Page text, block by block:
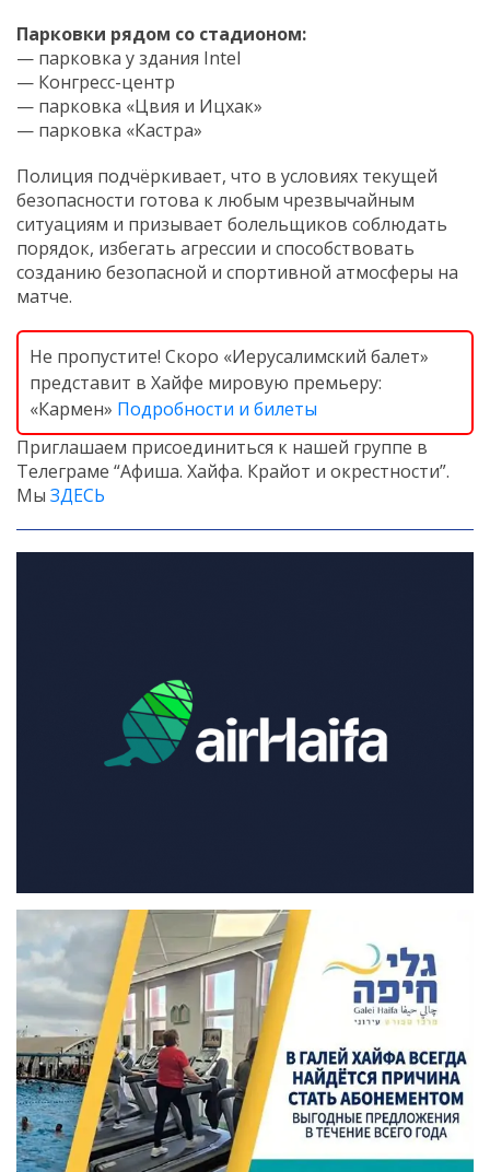
Парковки рядом со стадионом:
— парковка у здания Intel
— Конгресс-центр
— парковка «Цвия и Ицхак»
— парковка «Кастра»
Полиция подчёркивает, что в условиях текущей
безопасности готова к любым чрезвычайным
ситуациям и призывает болельщиков соблюдать
порядок, избегать агрессии и способствовать
созданию безопасной и спортивной атмосферы на
матче.
Не пропустите! Скоро «Иерусалимский балет»
представит в Хайфе мировую премьеру:
«Кармен» Подробности и билеты
Приглашаем присоединиться к нашей группе в
Телеграме “Афиша. Хайфа. Крайот и окрестности”.
Мы ЗДЕСЬ